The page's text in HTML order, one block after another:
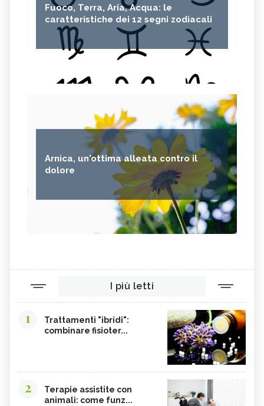
Fuoco, Terra, Aria, Acqua: le
caratteristiche dei 12 segni zodiacali
Arnica, un'ottima alleata contro il
dolore
I più letti
1
Trattamenti "ibridi":
combinare fisioter...
2
Terapie assistite con
animali: come funz...